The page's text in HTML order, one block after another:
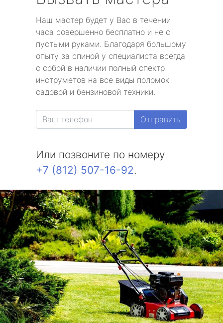
Наш мастер будет у Вас в течении
часа совершенно бесплатно и не с
пустыми руками. Благодаря большому
опыту за спиной у специалиста всегда
с собой в наличии полный спектр
инструметов на все виды поломок
садовой и бензиновой техники.
Отправить
Или позвоните по номеру
+7 (812) 507-16-92.